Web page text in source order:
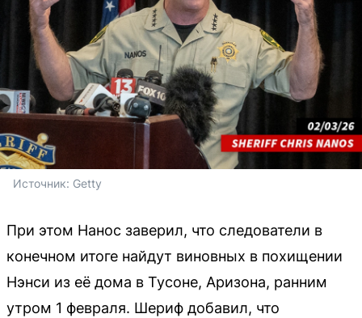
Источник: Getty
При этом Нанос заверил, что следователи в
конечном итоге найдут виновных в похищении
Нэнси из её дома в Тусоне, Аризона, ранним
утром 1 февраля. Шериф добавил, что